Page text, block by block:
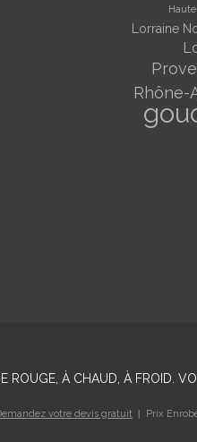
Lorraine
Rhône-
ROUGE, À CHAUD, À FROID.
votre devis gratuit Prix